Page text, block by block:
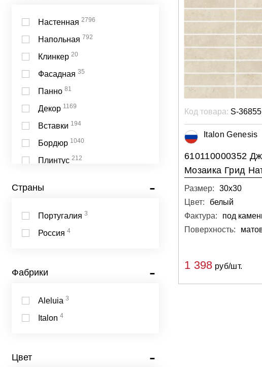
Настенная 2796
Напольная 792
Клинкер 20
Фасадная 35
Панно 81
Декор 1169
Вставки 194
Бордюр 1040
Плинтус 212
Бетонная
Мраморная
Страны
Португалия 3
Россия 4
Фабрики
Aleluia 3
Italon 4
Цвет
Код товара: S-36855
Italon Genesis
610110000352
Мозаика Грид
Размер:
30х30
Цвет:
белый
Фактура:
под
Поверхность:
1 398 руб/шт.